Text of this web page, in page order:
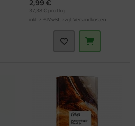
2,99 €
37,38 € pro 1 kg
inkl. 7 % MwSt. zzgl. Versandkosten